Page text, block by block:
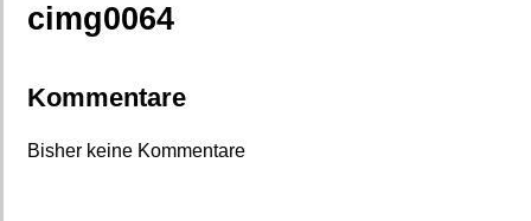
cimg0064
Kommentare
Bisher keine Kommentare